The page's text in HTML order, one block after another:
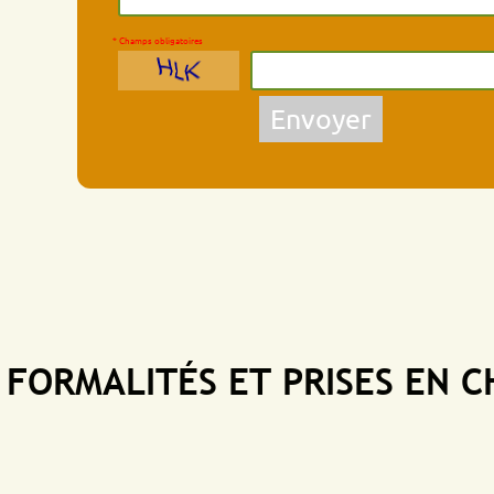
* Champs obligatoires
Envoyer
ET PRISES EN